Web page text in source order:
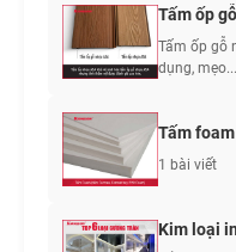
Tấm ốp
Tấm ốp gỗ
dụng, mẹo...
Tấm foam
1 bài viết
Kim loại